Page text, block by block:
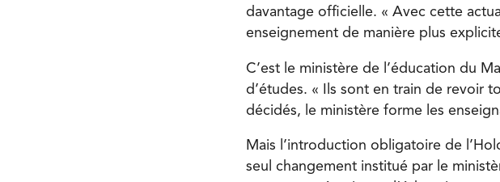
davantage officielle. « Avec cette
enseignement de manière plus
C’est le ministère de l’éducation du
d’études. « Ils sont en train de revoir
décidés, le ministère forme les
Mais l’introduction obligatoire de
seul changement institué par le